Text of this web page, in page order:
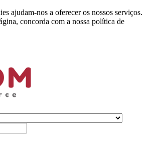
ajudam-nos a oferecer os nossos serviços.
concorda com a nossa política de